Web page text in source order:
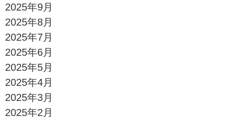
2025年9月
2025年8月
2025年7月
2025年6月
2025年5月
2025年4月
2025年3月
2025年2月